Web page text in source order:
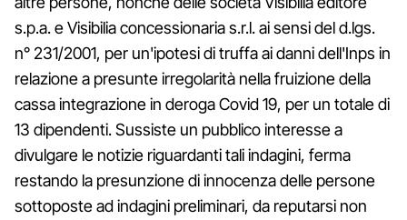
s.p.a. e Visibilia concessionaria s.r.l. ai sensi del d.lgs.
n° 231/2001, per un'ipotesi di truffa ai danni dell'Inps in
relazione a presunte irregolarità nella fruizione della
cassa integrazione in deroga Covid 19, per un totale di
13 dipendenti. Sussiste un pubblico interesse a
divulgare le notizie riguardanti tali indagini, ferma
restando la presunzione di innocenza delle persone
sottoposte ad indagini preliminari, da reputarsi non